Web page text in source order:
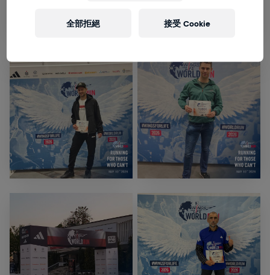
全部拒絕 接受 Cookie